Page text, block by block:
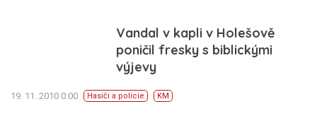
Vandal v kapli v Holešově
poničil fresky s biblickými
výjevy
19. 11. 2010 0:00 Hasiči a policie KM